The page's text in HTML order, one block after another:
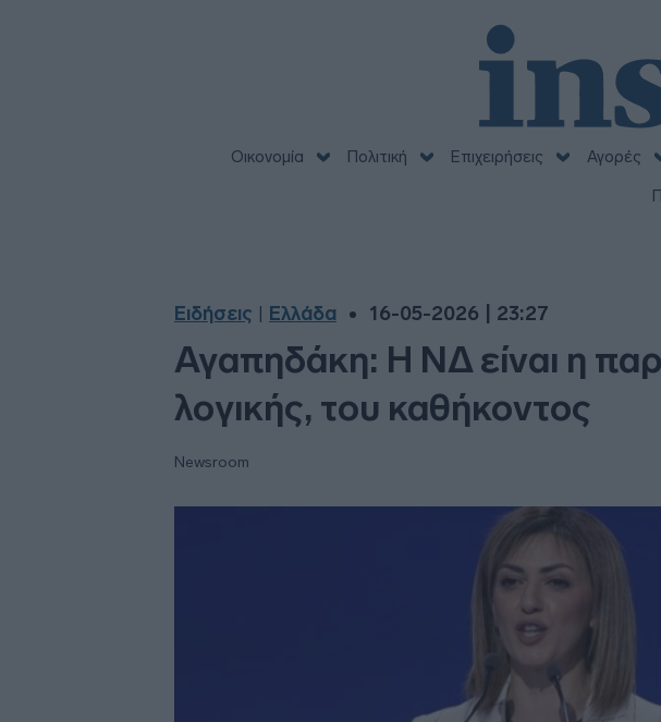
Οικονομία Πολιτική Επιχειρήσεις Αγορές
Ειδήσεις Ελλάδα 16-05-2026 | 23:27
Αγαπηδάκη: Η ΝΔ είναι η
λογικής, του καθήκοντος
Newsroom